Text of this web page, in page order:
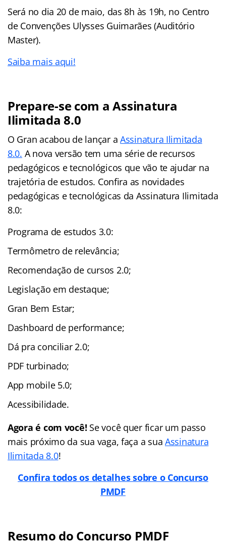
Será no dia 20 de maio, das 8h às 19h, no Centro
de Convenções Ulysses Guimarães (Auditório
Master).
Saiba mais aqui!
Prepare-se com a Assinatura
Ilimitada 8.0
O Gran acabou de lançar a Assinatura Ilimitada
8.0. A nova versão tem uma série de recursos
pedagógicos e tecnológicos que vão te ajudar na
trajetória de estudos. Confira as novidades
pedagógicas e tecnológicas da Assinatura Ilimitada
8.0:
Programa de estudos 3.0:
Termômetro de relevância;
Recomendação de cursos 2.0;
Legislação em destaque;
Gran Bem Estar;
Dashboard de performance;
Dá pra conciliar 2.0;
PDF turbinado;
App mobile 5.0;
Acessibilidade.
Agora é com você! Se você quer ficar um passo
mais próximo da sua vaga, faça a suaAssinatura
Ilimitada 8.0!
Confira todos os detalhes sobre o Concurso
PMDF
Resumo do Concurso PMDF